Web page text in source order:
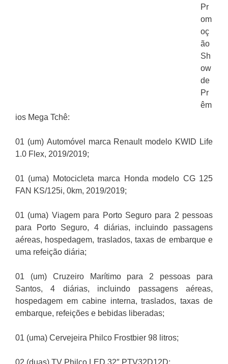
Pr
om
oç
ão
Sh
ow
de
Pr
êm
ios Mega Tchê:
01 (um) Automóvel marca Renault modelo KWID Life
1.0 Flex, 2019/2019;
01 (uma) Motocicleta marca Honda modelo CG 125
FAN KS/125i, 0km, 2019/2019;
01 (uma) Viagem para Porto Seguro para 2 pessoas
para Porto Seguro, 4 diárias, incluindo passagens
aéreas, hospedagem, traslados, taxas de embarque e
uma refeição diária;
01 (um) Cruzeiro Marítimo para 2 pessoas para
Santos, 4 diárias, incluindo passagens aéreas,
hospedagem em cabine interna, traslados, taxas de
embarque, refeições e bebidas liberadas;
01 (uma) Cervejeira Philco Frostbier 98 litros;